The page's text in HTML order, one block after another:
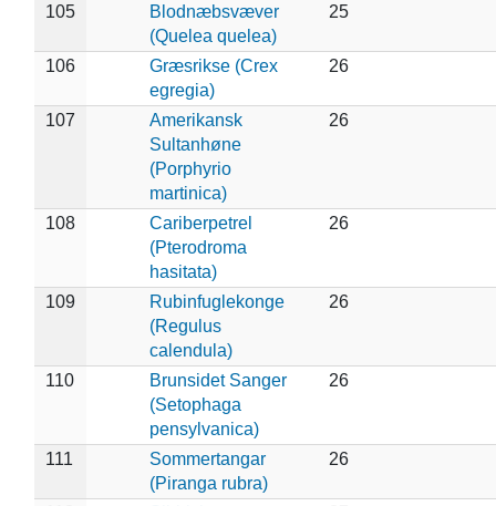
105
Blodnæbsvæver
(Quelea quelea)
25
106
Græsrikse (Crex
egregia)
26
107
Amerikansk
Sultanhøne
(Porphyrio
martinica)
26
108
Cariberpetrel
(Pterodroma
hasitata)
26
109
Rubinfuglekonge
(Regulus
calendula)
26
110
Brunsidet Sanger
(Setophaga
pensylvanica)
26
111
Sommertangar
(Piranga rubra)
26